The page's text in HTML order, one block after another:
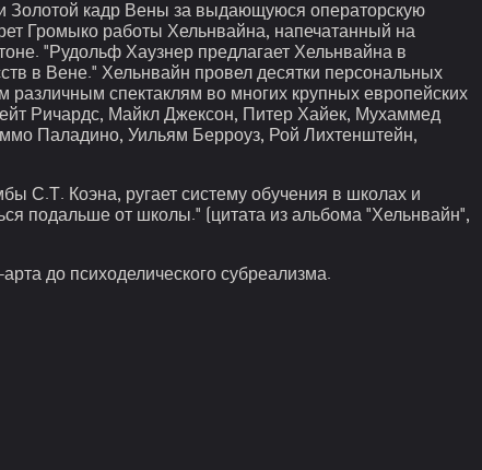
Золотой кадр Вены за выдающуюся операторскую
Громыко работы Хельнвайна, напечатанный на
"Рудольф Хаузнер предлагает Хельнвайна в
в Вене." Хельнвайн провел десятки персональных
спектаклям во многих крупных европейских
Ричардс, Майкл Джексон, Питер Хайек, Мухаммед
Паладино, Уильям Берроуз, Рой Лихтенштейн,
С.Т. Коэна, ругает систему обучения в школах и
подальше от школы." (цитата из альбома "Хельнвайн",
арта до психоделического субреализма.